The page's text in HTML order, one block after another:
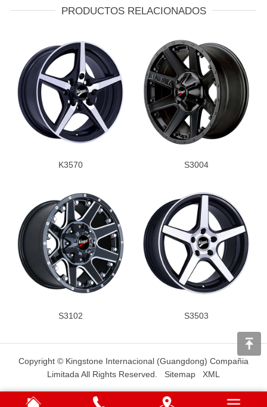
PRODUCTOS RELACIONADOS
K3570 S3004
S3102 S3503
Copyright © Kingstone Internacional (Guangdong) Compañia
Limitada All Rights Reserved. Sitemap XML